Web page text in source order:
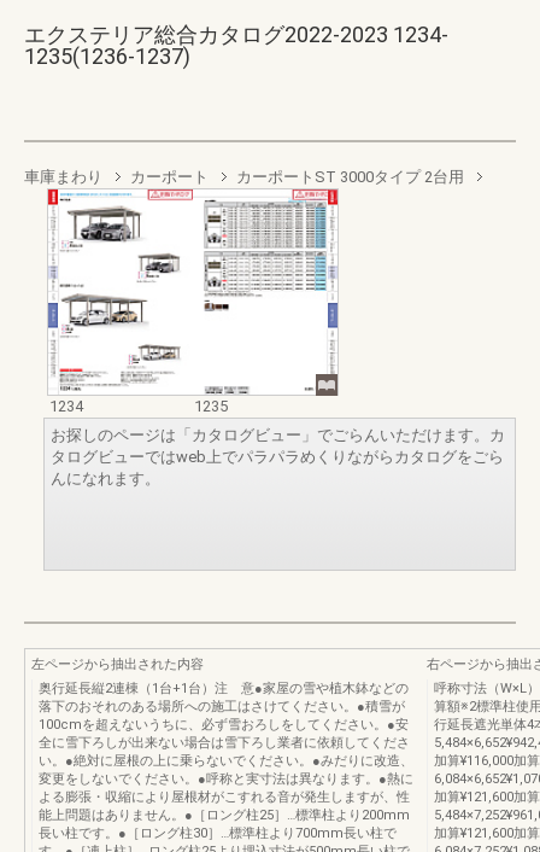
エクステリア総合カタログ2022-2023 1234-
1235(1236-1237)
車庫まわり カーポート カーポートST 3000タイプ 2台用
1234
1235
お探しのページは「カタログビュー」でごらんいただけます。カ
タログビューではweb上でパラパラめくりながらカタログをごら
んになれます。
左ページから抽出された内容
奥行延長縦2連棟（1台+1台）注 意●家屋の雪や植木鉢などの
落下のおそれのある場所への施工はさけてください。●積雪が
100cmを超えないうちに、必ず雪おろしをしてください。●安
全に雪下ろしが出来ない場合は雪下ろし業者に依頼してくださ
い。●絶対に屋根の上に乗らないでください。●みだりに改造、
変更をしないでください。●呼称と実寸法は異なります。●熱に
よる膨張・収縮により屋根材がこすれる音が発生しますが、性
能上問題はありません。●［ロング柱25］…標準柱より200mm
長い柱です。●［ロング柱30］…標準柱より700mm長い柱で
右ページから抽出
呼称寸法（W×L
算額※2標準柱使
行延長遮光単体4
加算¥116,000加
加算¥121,600加
加算¥121,600加